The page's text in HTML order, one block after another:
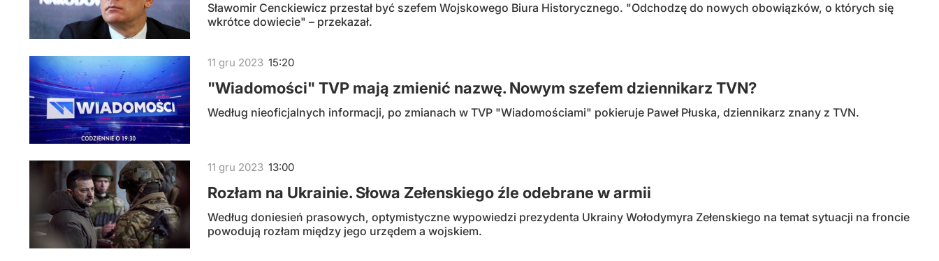
Sławomir Cenckiewicz przestał być szefem Wojskowego Biura Historycznego. "Odchodzę do nowych obowiązków, o których się
wkrótce dowiecie" – przekazał.
"Wiadomości" TVP mają zmienić nazwę. Nowym szefem dziennikarz TVN?
Według nieoficjalnych informacji, po zmianach w TVP "Wiadomościami" pokieruje Paweł Płuska, dziennikarz znany z TVN.
11 gru 2023 15:20
Rozłam na Ukrainie. Słowa Zełenskiego źle odebrane w armii
Według doniesień prasowych, optymistyczne wypowiedzi prezydenta Ukrainy Wołodymyra Zełenskiego na temat sytuacji na froncie
powodują rozłam między jego urzędem a wojskiem.
11 gru 2023 13:00